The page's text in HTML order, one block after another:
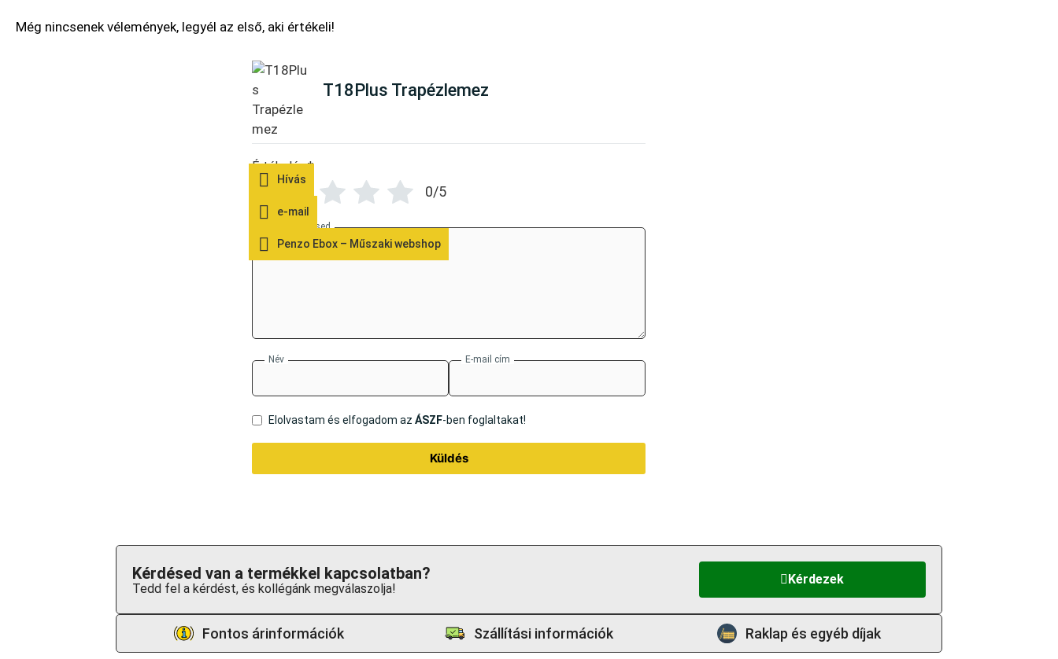
T18Plus Trapézlemez
Értékelés*
0/5
Az értékelésed
Név E-mail cím
Elolvastam és elfogadom az ÁSZF-ben foglaltakat!
Küldés
Kérdezek
Kérdésed van a termékkel kapcsolatban?
Tedd fel a kérdést, és kollégánk megválaszolja!
Fontos árinformációk Szállítási információk Raklap és egyéb díjak
Hívás
e-mail
Penzo Ebox – Műszaki webshop